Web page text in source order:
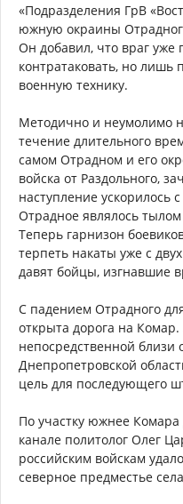
«Подразделения ГрВ
южную окраины
Он добавил, что враг уже
контратаковать, но лишь
военную технику.
Методично и неумолимо
течение длительного
самом Отрадном и его
войска от Раздольного,
наступление ускорилось
Отрадное являлось
Теперь гарнизон
терпеть накаты уже с
давят бойцы, изгнавшие
С падением Отрадного
открыта дорога на
непосредственной
Днепропетровской
цель для последующего
По участку южнее Комара
канале политолог Олег
российским войскам
северное предместье